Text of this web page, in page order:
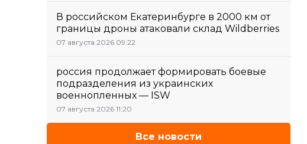
В российском Екатеринбурге в 2000 км от
границы дроны атаковали склад Wildberries
07 августа 2026 09:22
россия продолжает формировать боевые
подразделения из украинских
военнопленных — ISW
07 августа 2026 11:20
Все новости